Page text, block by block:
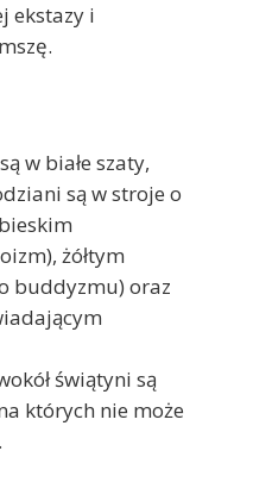
ekstazy i
w białe szaty,
są w stroje o
żółtym
buddyzmu) oraz
świątyni są
których nie może